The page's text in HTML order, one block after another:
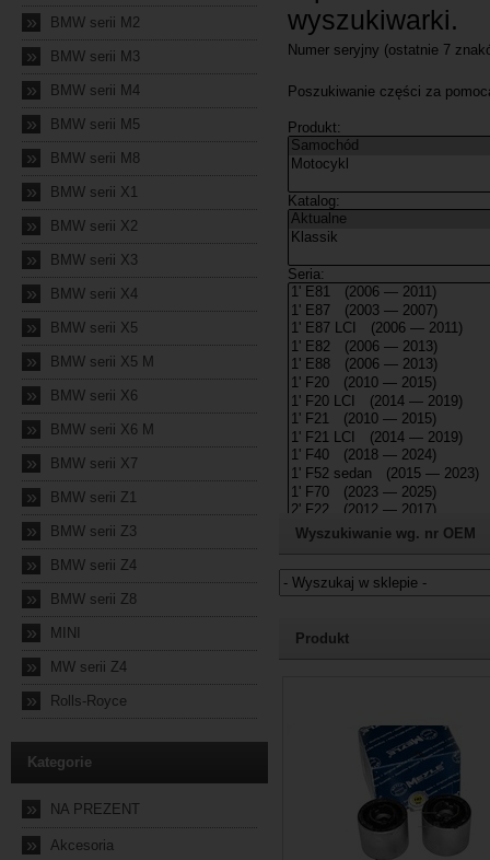
» BMW serii M2
» BMW serii M3
» BMW serii M4
» BMW serii M5
» BMW serii M8
» BMW serii X1
» BMW serii X2
» BMW serii X3
» BMW serii X4
» BMW serii X5
» BMW serii X5 M
» BMW serii X6
» BMW serii X6 M
» BMW serii X7
» BMW serii Z1
» BMW serii Z3
» BMW serii Z4
» BMW serii Z8
» MINI
» MW serii Z4
» Rolls-Royce
Kategorie
» NA PREZENT
» Akcesoria
Wyszukiwanie wg. nr OEM
Produkt